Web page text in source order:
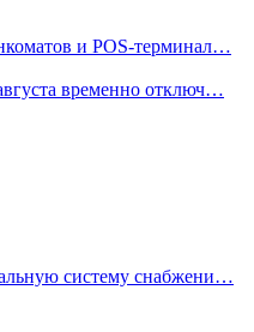
и POS-терминал…
временно отключ…
систему снабжени…